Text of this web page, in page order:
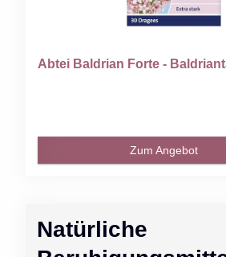
Natürliche
Abtei Baldrian Forte -
Zum Angebot